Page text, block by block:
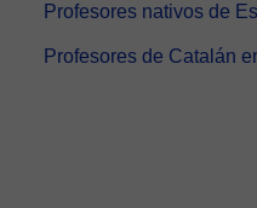
Profesores nativos de
Profesores de Catalán